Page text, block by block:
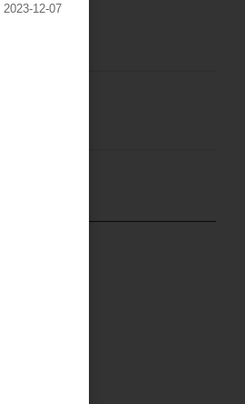
2023-12-07